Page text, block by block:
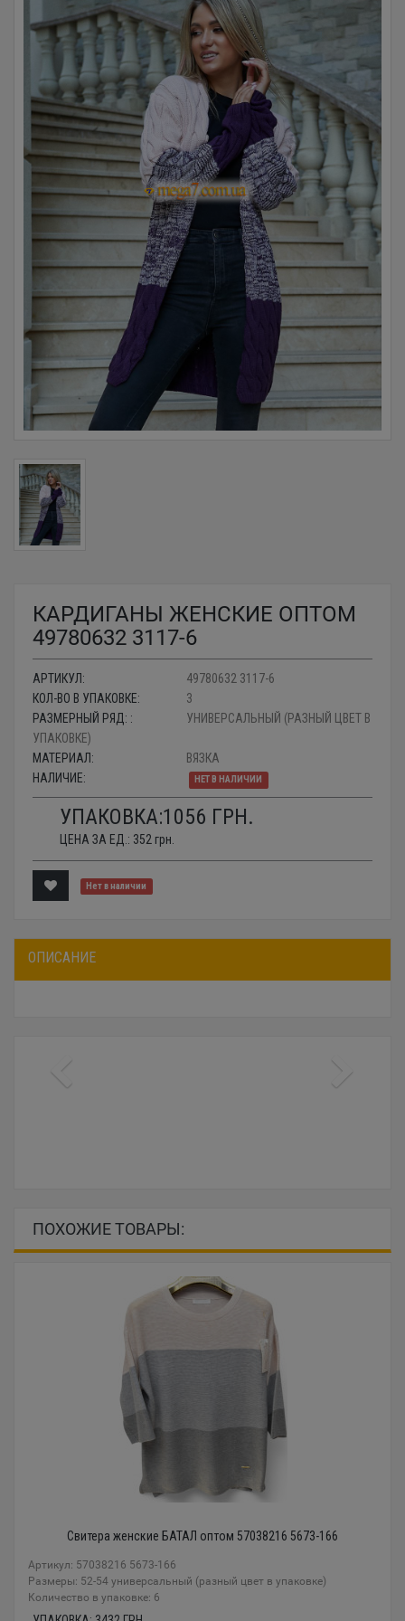
КАРДИГАНЫ ЖЕНСКИЕ ОПТОМ
49780632 3117-6
АРТИКУЛ:
49780632 3117-6
КОЛ-ВО В УПАКОВКЕ:
3
РАЗМЕРНЫЙ РЯД: :
УНИВЕРСАЛЬНЫЙ (РАЗНЫЙ ЦВЕТ В
УПАКОВКЕ)
МАТЕРИАЛ:
ВЯЗКА
НАЛИЧИЕ:
НЕТ В НАЛИЧИИ
УПАКОВКА:1056 ГРН.
ЦЕНА ЗА ЕД.: 352 грн.
Нет в наличии
ОПИСАНИЕ
ПОХОЖИЕ ТОВАРЫ:
Свитера женские БАТАЛ оптом 57038216 5673-166
Артикул: 57038216 5673-166
Размеры: 52-54 универсальный (разный цвет в упаковке)
Количество в упаковке: 6